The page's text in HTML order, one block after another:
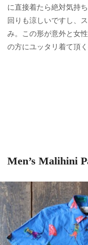
に直接着たら絶対気持
回りも涼しいですし、
み。この形が意外と女
の方にユッタリ着て頂
Men’s Malihini